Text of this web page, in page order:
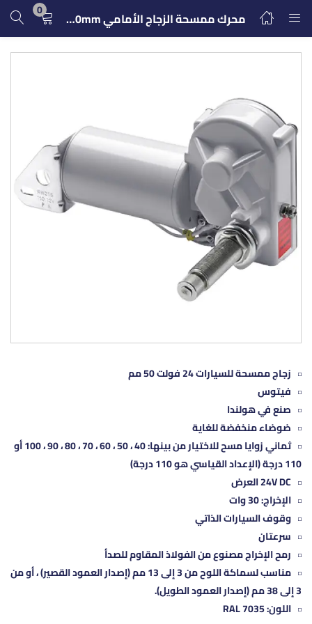
محرك ممسحة الزجاج الأمامي Vetus 24V 50mm 0
تسجيل الدخول التسجيل
ادخل اسم المستخدم وكلمة المرور للدخول.
تذكرنى
تسجيل الدخول
كلمة مرور مفقودة؟
زجاج ممسحة للسيارات 24 فولت 50 مم
فيتوس
صنع في هولندا
ضوضاء منخفضة للغاية
ثماني زوايا مسح للاختيار من بينها: 40 ، 50 ، 60 ، 70 ، 80 ، 90 ، 100 أو
110 درجة (الإعداد القياسي هو 110 درجة)
24V DC العرض
الإخراج: 30 وات
وقوف السيارات الذاتي
سرعتان
رمح الإخراج مصنوع من الفولاذ المقاوم للصدأ
مناسب لسماكة اللوح من 3 إلى 13 مم (إصدار العمود القصير) ، أو من
3 إلى 38 مم (إصدار العمود الطويل).
اللون: RAL 7035